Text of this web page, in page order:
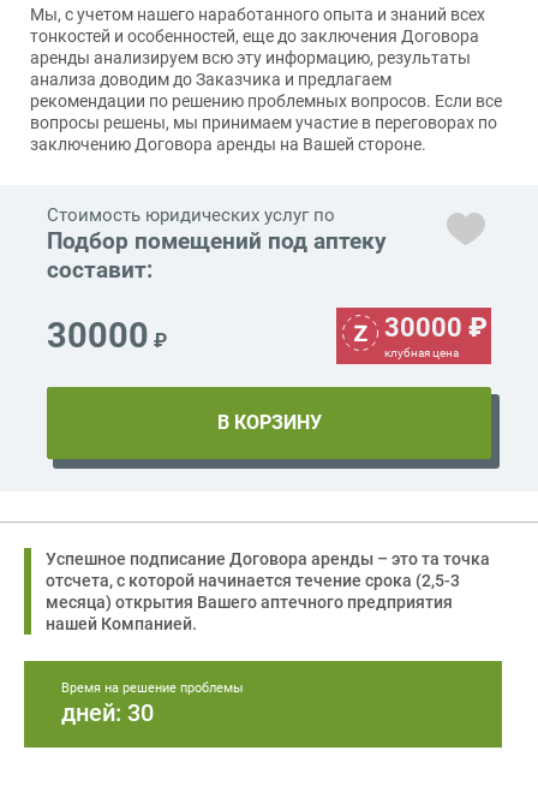
Мы, с учетом нашего наработанного опыта и знаний всех
тонкостей и особенностей, еще до заключения Договора
аренды анализируем всю эту информацию, результаты
анализа доводим до Заказчика и предлагаем
рекомендации по решению проблемных вопросов. Если все
вопросы решены, мы принимаем участие в переговорах по
заключению Договора аренды на Вашей стороне.
Стоимость юридических услуг по
Подбор помещений под аптеку
составит:
30000 ₽ 30000 ₽
клубная цена
Успешное подписание Договора аренды – это та точка
отсчета, с которой начинается течение срока (2,5-3
месяца) открытия Вашего аптечного предприятия
нашей Компанией.
Время на решение проблемы
дней: 30